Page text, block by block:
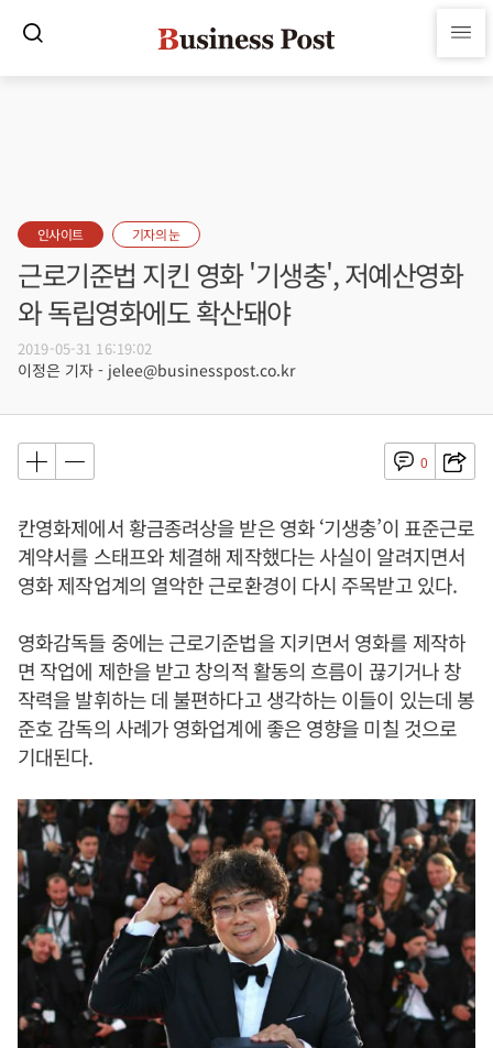
인사이트 기자의 눈
근로기준법 지킨 영화 '기생충', 저예산영화
와 독립영화에도 확산돼야
2019-05-31 16:19:02
이정은 기자 - jelee@businesspost.co.kr
0
칸영화제에서 황금종려상을 받은 영화 ‘기생충’이 표준근로
계약서를 스태프와 체결해 제작했다는 사실이 알려지면서
영화 제작업계의 열악한 근로환경이 다시 주목받고 있다.
영화감독들 중에는 근로기준법을 지키면서 영화를 제작하
면 작업에 제한을 받고 창의적 활동의 흐름이 끊기거나 창
작력을 발휘하는 데 불편하다고 생각하는 이들이 있는데 봉
준호 감독의 사례가 영화업계에 좋은 영향을 미칠 것으로
기대된다.